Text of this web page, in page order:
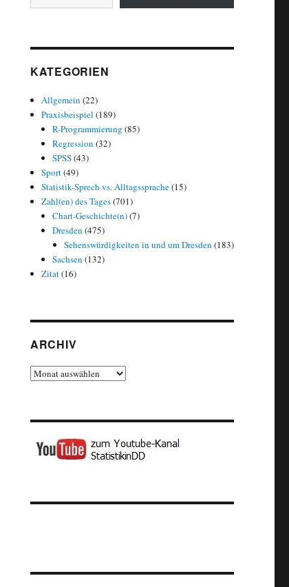
KATEGORIEN
Allgemein (22)
Praxisbeispiel (189)
R-Programmierung (85)
Regression (32)
SPSS(43)
Sport(49)
Statistik-Sprech vs. Alltagssprache(15)
Zahl(en) des Tages(701)
Chart-Geschichte(n)(7)
Dresden (475)
Sehenswürdigkeiten in und um Dresden (183)
Sachsen (132)
Zitat(16)
ARCHIV
Archiv